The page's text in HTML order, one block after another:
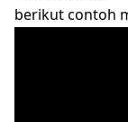
berikut contoh